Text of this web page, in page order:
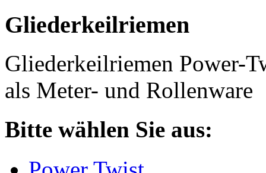
Gliederkeilriemen
Gliederkeilriemen Power-
als Meter- und Rollenware
Bitte wählen Sie aus: